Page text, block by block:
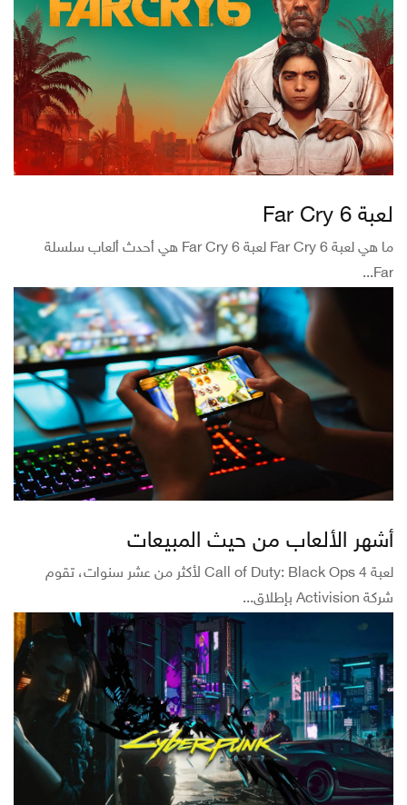
لعبة Far Cry 6
ما هي لعبة Far Cry 6 لعبة Far Cry 6 هي أحدث ألعاب سلسلة
Far...
أشهر الألعاب من حيث المبيعات
لعبة Call of Duty: Black Ops 4 لأكثر من عشر سنوات، تقوم
شركة Activision بإطلاق...